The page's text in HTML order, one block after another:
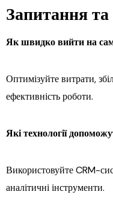
Запитання та
Як швидко вийти на
Оптимізуйте витрати,
ефективність роботи.
Які технології
Використовуйте CRM-
аналітичні інструменти.